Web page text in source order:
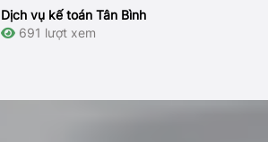
Dịch vụ kế toán Tân Bình
691 lượt xem